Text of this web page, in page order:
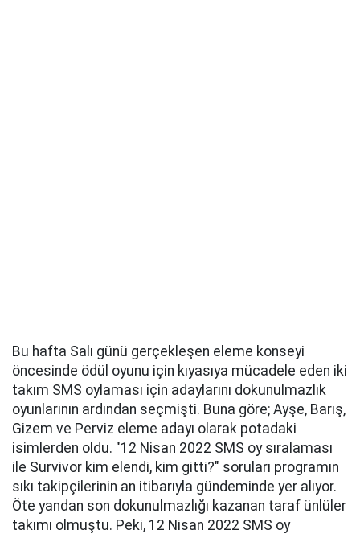
Bu hafta Salı günü gerçekleşen eleme konseyi
öncesinde ödül oyunu için kıyasıya mücadele eden iki
takım SMS oylaması için adaylarını dokunulmazlık
oyunlarının ardından seçmişti. Buna göre; Ayşe, Barış,
Gizem ve Perviz eleme adayı olarak potadaki
isimlerden oldu. "12 Nisan 2022 SMS oy sıralaması
ile Survivor kim elendi, kim gitti?" soruları programın
sıkı takipçilerinin an itibarıyla gündeminde yer alıyor.
Öte yandan son dokunulmazlığı kazanan taraf ünlüler
takımı olmuştu. Peki, 12 Nisan 2022 SMS oy